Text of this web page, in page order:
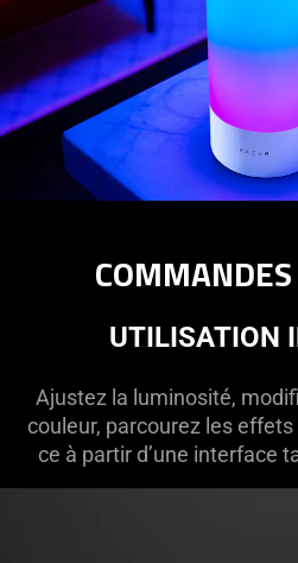
UTILISATION
Ajustez la luminosité,
couleur, parcourez les
ce à partir d’une interface